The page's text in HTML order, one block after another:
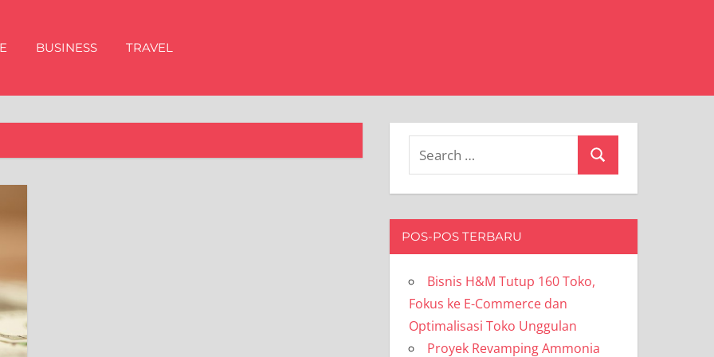
BUSINESS TRAVEL
Search
POS-POS TERBARU
Bisnis H&M Tutup 160 Toko,
Fokus ke E-Commerce dan
Optimalisasi Toko Unggulan
Proyek Revamping Ammonia